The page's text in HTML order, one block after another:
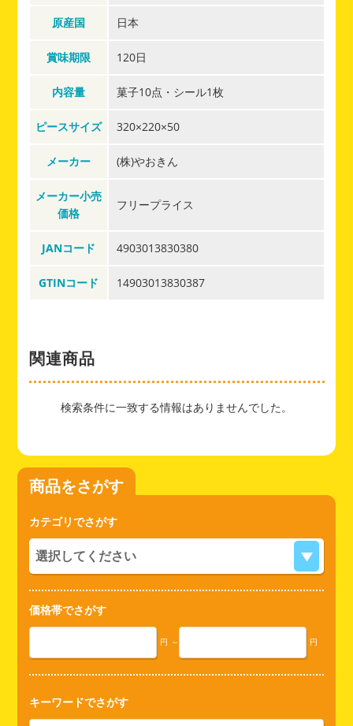
原産国 日本
賞味期限 120日
内容量 菓子10点・シール1枚
ピースサイズ 320×220×50
メーカー (株)やおきん
メーカー小売
価格
フリープライス
JANコード 4903013830380
GTINコード 14903013830387
関連商品
検索条件に一致する情報はありませんでした。
商品をさがす
カテゴリでさがす
価格帯でさがす
円 ～ 円
キーワードでさがす